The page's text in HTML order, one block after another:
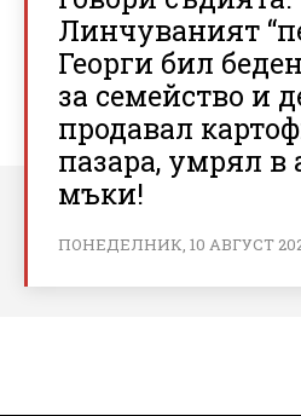
Линчуваният
Георги бил
за семейство и
продавал
пазара, умрял в
мъки!
ПОНЕДЕЛНИК, 10 АВГУСТ